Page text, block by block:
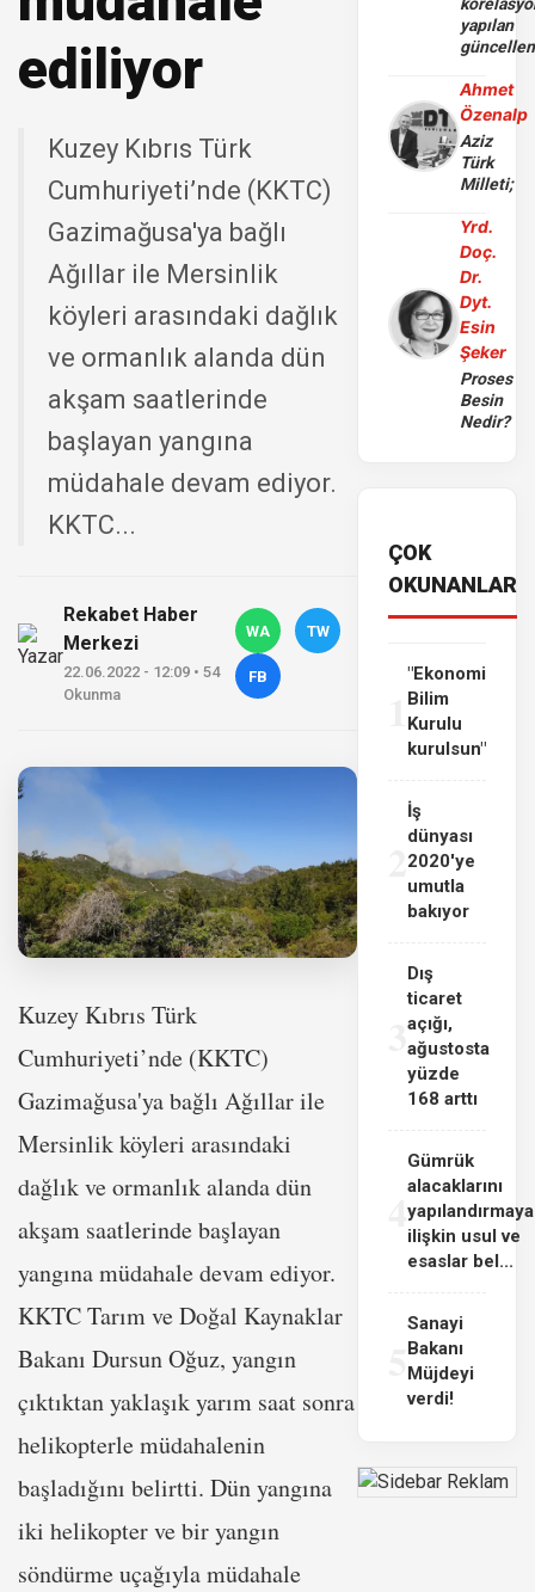
ediliyor
Kuzey Kıbrıs Türk
Cumhuriyeti’nde (KKTC)
Gazimağusa'ya bağlı
Ağıllar ile Mersinlik
köyleri arasındaki dağlık
ve ormanlık alanda dün
akşam saatlerinde
başlayan yangına
müdahale devam ediyor.
KKTC...
Rekabet Haber
Merkezi
22.06.2022 - 12:09 • 54
Okunma
WA TW
FB
Kuzey Kıbrıs Türk
Cumhuriyeti’nde (KKTC)
Gazimağusa'ya bağlı Ağıllar ile
Mersinlik köyleri arasındaki
dağlık ve ormanlık alanda dün
akşam saatlerinde başlayan
yangına müdahale devam ediyor.
KKTC Tarım ve Doğal Kaynaklar
Bakanı Dursun Oğuz, yangın
çıktıktan yaklaşık yarım saat sonra
helikopterle müdahalenin
başladığını belirtti. Dün yangına
iki helikopter ve bir yangın
söndürme uçağıyla müdahale
yapılan
Ahmet
Özenalp
Aziz
Türk
Milleti;
Yrd.
Doç.
Dr.
Dyt.
Esin
Şeker
Proses
Besin
Nedir?
ÇOK
OKUNANLAR
"Ekonomi
Bilim
Kurulu
kurulsun"
İş
dünyası
2020'ye
umutla
bakıyor
3
Dış
ticaret
açığı,
ağustosta
yüzde
168 arttı
4
Gümrük
alacaklarını
yapılandırmaya
ilişkin usul ve
esaslar bel...
Sanayi
Bakanı
Müjdeyi
verdi!